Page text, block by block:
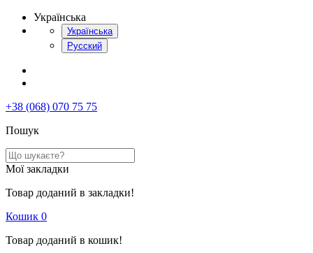
Українська
Українська
Русский
+38 (068) 070 75 75
Пошук
Мої закладки
Товар доданий в закладки!
Кошик 0
Товар доданий в кошик!